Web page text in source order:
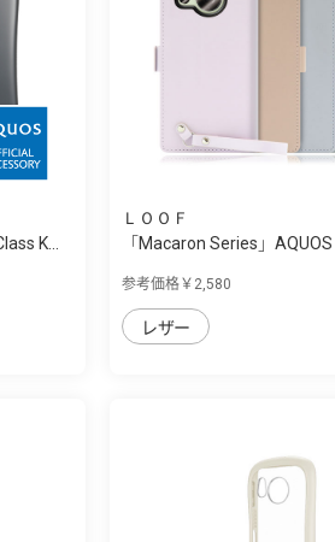
K...
ＬＯＯＦ
「Macaron Series」
参考価格￥2,580
レザー